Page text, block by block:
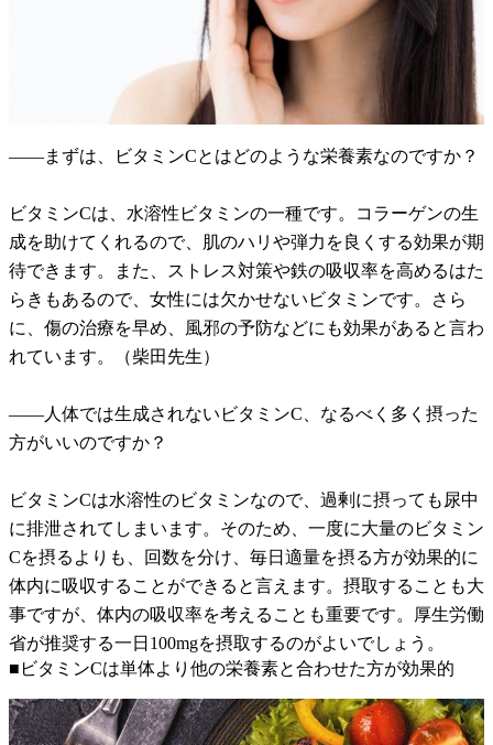
――まずは、ビタミンCとはどのような栄養素なのですか？
ビタミンCは、水溶性ビタミンの一種です。コラーゲンの生
成を助けてくれるので、肌のハリや弾力を良くする効果が期
待できます。また、ストレス対策や鉄の吸収率を高めるはた
らきもあるので、女性には欠かせないビタミンです。さら
に、傷の治療を早め、風邪の予防などにも効果があると言わ
れています。（柴田先生）
――人体では生成されないビタミンC、なるべく多く摂った
方がいいのですか？
ビタミンCは水溶性のビタミンなので、過剰に摂っても尿中
に排泄されてしまいます。そのため、一度に大量のビタミン
Cを摂るよりも、回数を分け、毎日適量を摂る方が効果的に
体内に吸収することができると言えます。摂取することも大
事ですが、体内の吸収率を考えることも重要です。厚生労働
省が推奨する一日100mgを摂取するのがよいでしょう。
■ビタミンCは単体より他の栄養素と合わせた方が効果的